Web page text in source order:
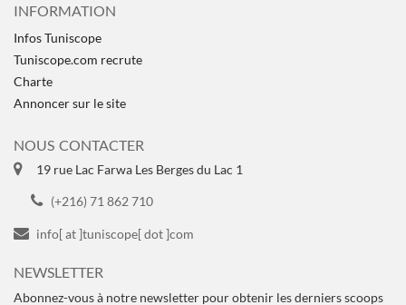
INFORMATION
Infos Tuniscope
Tuniscope.com recrute
Charte
Annoncer sur le site
NOUS CONTACTER
19 rue Lac Farwa Les Berges du Lac 1
(+216) 71 862 710
info[ at ]tuniscope[ dot ]com
NEWSLETTER
Abonnez-vous à notre newsletter pour obtenir les derniers scoops